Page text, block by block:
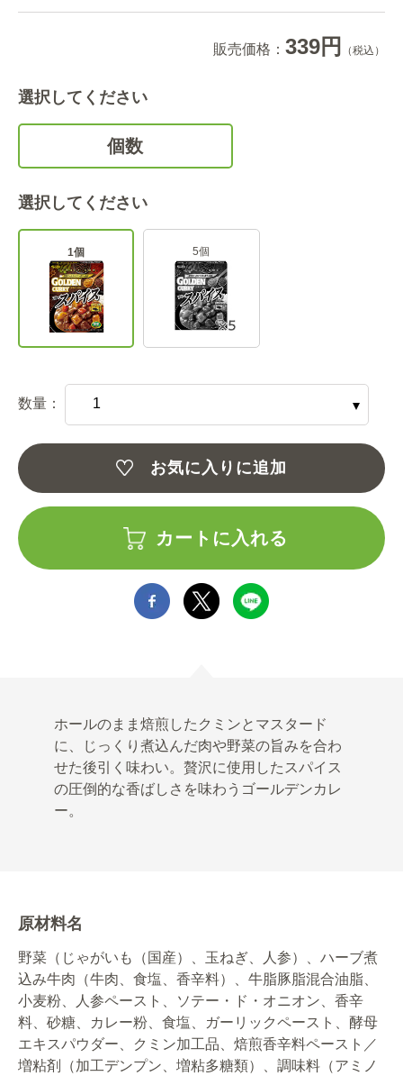
販売価格： 339円 （税込）
選択してください
個数
選択してください
1個 5個
数量：
お気に入りに追加
カートに入れる
ホールのまま焙煎したクミンとマスタード
に、じっくり煮込んだ肉や野菜の旨みを合わ
せた後引く味わい。贅沢に使用したスパイス
の圧倒的な香ばしさを味わうゴールデンカレ
ー。
原材料名
野菜（じゃがいも（国産）、玉ねぎ、人参）、ハーブ煮
込み牛肉（牛肉、食塩、香辛料）、牛脂豚脂混合油脂、
小麦粉、人参ペースト、ソテー・ド・オニオン、香辛
料、砂糖、カレー粉、食塩、ガーリックペースト、酵母
エキスパウダー、クミン加工品、焙煎香辛料ペースト／
増粘剤（加工デンプン、増粘多糖類）、調味料（アミノ